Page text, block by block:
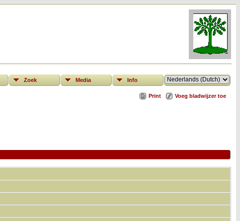
Zoek Media Info
Print Voeg bladwijzer toe